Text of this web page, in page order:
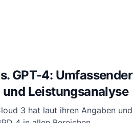
GPT-4: Umfassender
Leistungsanalyse
3 hat laut ihren Angaben und